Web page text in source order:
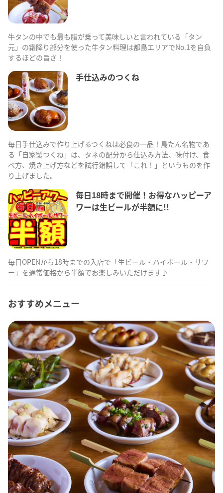
牛タンの中でも最も脂が乗って美味しいと言われている「タン
元」の霜降り部分を使った牛タン料理は都島エリアでNo.1を自負
するほどの旨さ！
手仕込みのつくね
毎日手仕込みで作り上げるつくねは必食の一品！鳥たん名物であ
る「自家製つくね」は、タネの配分から仕込み方法、味付け、食
べ方、焼き上げ方などを試行錯誤して「これ！」というものを作
り上げました。
毎日18時まで開催！お得なハッピーア
ワーは生ビールが半額に!!
毎日OPENから18時までの入店で「生ビール・ハイボール・サワ
ー」を通常価格から半額でお楽しみいただけます♪
おすすめメニュー